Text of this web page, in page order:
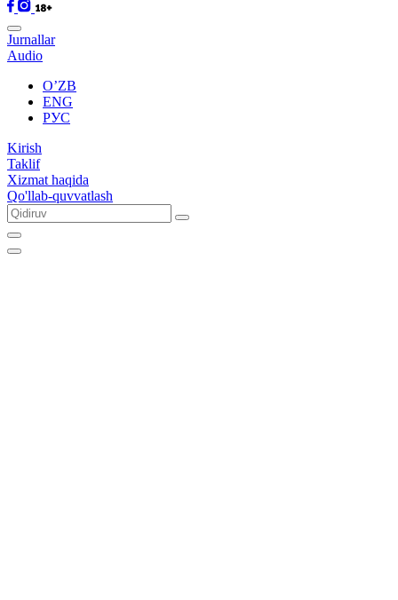
Jurnallar
Audio
O’ZB
ENG
РУС
Kirish
Taklif
Xizmat haqida
Qo'llab-quvvatlash